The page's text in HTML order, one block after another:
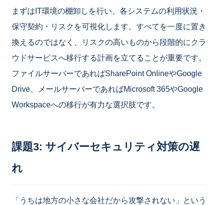
まずはIT環境の棚卸しを行い、各システムの利用状況・
保守契約・リスクを可視化します。すべてを一度に置き
換えるのではなく、リスクの高いものから段階的にクラ
ウドサービスへ移行する計画を立てることが重要です。
ファイルサーバーであればSharePoint OnlineやGoogle
Drive、メールサーバーであればMicrosoft 365やGoogle
Workspaceへの移行が有力な選択肢です。
課題3: サイバーセキュリティ対策の遅
れ
「うちは地方の小さな会社だから攻撃されない」という